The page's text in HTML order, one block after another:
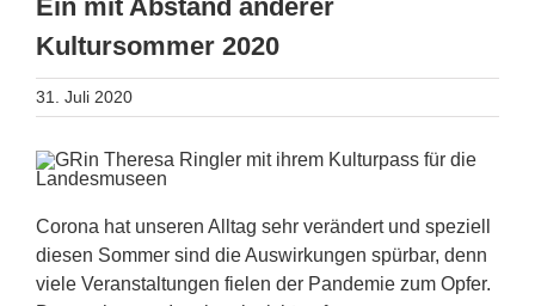
Ein mit Abstand anderer
Kultursommer 2020
31. Juli 2020
Corona hat unseren Alltag sehr verändert und speziell
diesen Sommer sind die Auswirkungen spürbar, denn
viele Veranstaltungen fielen der Pandemie zum Opfer.